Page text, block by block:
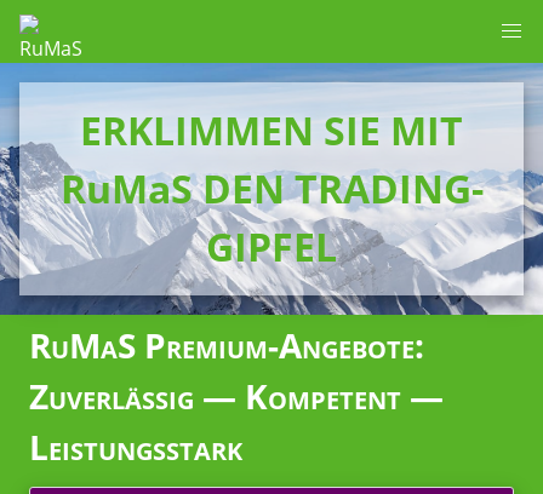
ERKLIMMEN SIE MIT
RuMaS DEN TRADING-
GIPFEL
RuMaS Premium-Angebote:
Zuverlässig — Kompetent —
Leistungsstark